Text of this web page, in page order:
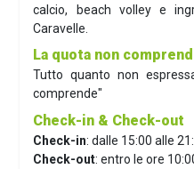
calcio, beach volley e
Caravelle.
La quota non
Tutto quanto non
comprende"
Check-in & Check-out
Check-in: dalle 15:00 alle
Check-out: entro le ore